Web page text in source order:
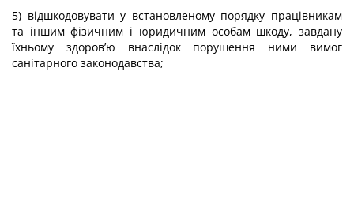
5) відшкодовувати у встановленому порядку працівникам
та іншим фізичним і юридичним особам шкоду, завдану
їхньому здоров’ю внаслідок порушення ними вимог
санітарного законодавства;